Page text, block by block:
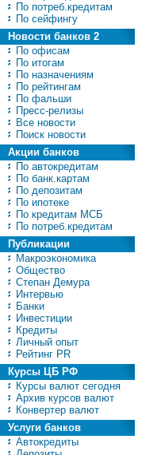
По потреб.кредитам
По сейфингу
Новости банков 2
По офисам
По итогам
По назначениям
По рейтингам
По фальши
Пресс-релизы
Все новости
Поиск новости
Акции банков
По автокредитам
По банк.картам
По депозитам
По ипотеке
По кредитам МСБ
По потреб.кредитам
Публикации
Макроэкономика
Общество
Степан Демура
Интервью
Банки
Инвестиции
Кредиты
Личный опыт
Рейтинг PR
Курсы ЦБ РФ
Курсы валют сегодня
Архив курсов валют
Конвертер валют
Услуги банков
Автокредиты